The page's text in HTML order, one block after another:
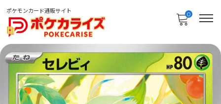
ポケモンカード通販サイト 0